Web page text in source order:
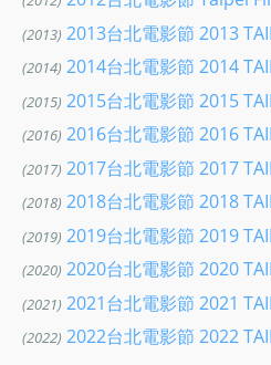
(2013) 2013台北電影節 2013
(2014) 2014台北電影節 2014
(2015) 2015台北電影節 2015
(2016) 2016台北電影節 2016
(2017) 2017台北電影節 2017
(2018) 2018台北電影節 2018
(2019) 2019台北電影節 2019
(2020) 2020台北電影節 2020
(2021) 2021台北電影節 2021
(2022) 2022台北電影節 2022